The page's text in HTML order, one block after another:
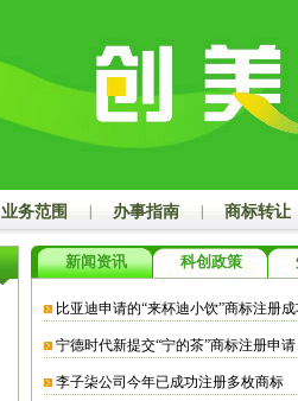
业务范围 办事指南 商标转让
新闻资讯 科创政策
比亚迪申请的“来杯迪小饮”商标注册
宁德时代新提交“宁的茶”商标注册申请
李子柒公司今年已成功注册多枚商标